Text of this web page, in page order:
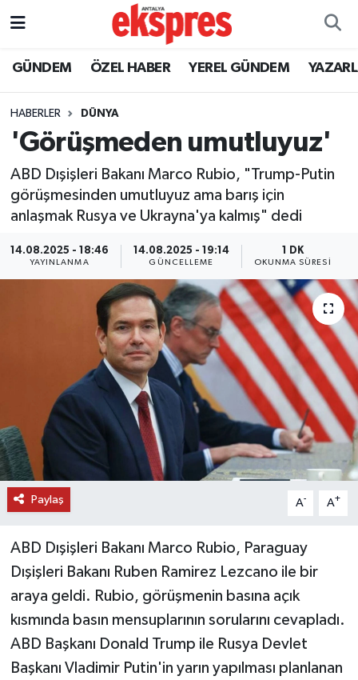
GÜNDEM ÖZEL HABER YEREL GÜNDEM
HABERLER DÜNYA
'Görüşmeden umutluyuz'
ABD Dışişleri Bakanı Marco Rubio, "Trump-Putin
görüşmesinden umutluyuz ama barış için
anlaşmak Rusya ve Ukrayna'ya kalmış" dedi
14.08.2025 - 18:46
YAYINLANMA
14.08.2025 - 19:14
GÜNCELLEME
1 DK
OKUNMA SÜRESI
Paylaş A- A+
ABD Dışişleri Bakanı Marco Rubio, Paraguay
Dışişleri Bakanı Ruben Ramirez Lezcano ile bir
araya geldi. Rubio, görüşmenin basına açık
kısmında basın mensuplarının sorularını cevapladı.
ABD Başkanı Donald Trump ile Rusya Devlet
Başkanı Vladimir Putin'in yarın yapılması planlanan
ÖZEL HABER
YEREL GÜNDEM
EKONOMİ
KÜLTÜR - SANAT
SPOR
SİYASET
DÜNYA
EĞİTİM
TURİZM
RÖPORTAJ
VİDEO HABERLER
YAZARLAR
MAGAZİN
Nöbetçi Eczaneler
Trafik Durumu
Süper Lig Puan Durumu ve Fikstür
Tüm Manşetler
Son Dakika Haberleri
Haber Arşivi